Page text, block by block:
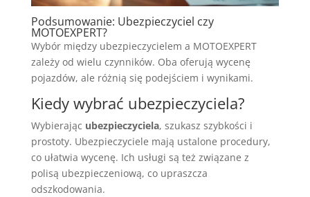
Podsumowanie: Ubezpieczyciel czy
MOTOEXPERT?
Wybór między ubezpieczycielem a MOTOEXPERT
zależy od wielu czynników. Oba oferują wycenę
pojazdów, ale różnią się podejściem i wynikami.
Kiedy wybrać ubezpieczyciela?
Wybierając ubezpieczyciela, szukasz szybkości i
prostoty. Ubezpieczyciele mają ustalone procedury,
co ułatwia wycenę. Ich usługi są też związane z
polisą ubezpieczeniową, co upraszcza
odszkodowania.